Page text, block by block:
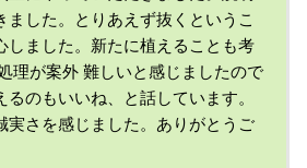
ました。とりあえず抜くというこ
しました。新たに植えることも考
理が案外 難しいと感じましたので
のもいいね、と話しています。
実さを感じました。ありがとうご